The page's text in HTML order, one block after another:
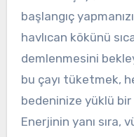
başlangıç
havlıcan kökünü
demlenmesini
bu çayı tüketmek,
bedeninize yüklü
Enerjinin yanı sıra,